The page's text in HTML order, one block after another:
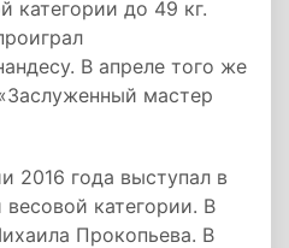
категории до 49 кг.
В апреле того же
мастер
2016 года выступал в
категории. В
Прокопьева. В